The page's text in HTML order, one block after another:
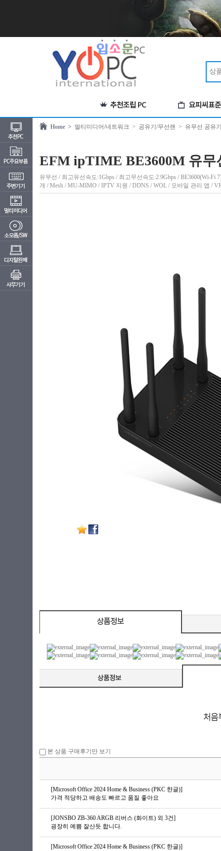
Home > 멀티미디어/네트워크 > 공유기/무선랜 > 유무선 공유
EFM ipTIME BE3600M 유무
유무선 / 최고유선속도:1Gbps / 최고무선속도:2.9Gbps / BE3600(Wi-
개 / Mesh / MU-MIMO / IPTV 지원 / DDNS / WOL / 모바일 관리 앱 /
본 상품 구매후기만 보기
[Microsoft Office 2024 Home & Business (PKC 한글)]
가격 적당하고 배송도 빠르고 품질 좋아요
[JONSBO ZB-360 ARGB 리버스 (화이트) 외 3건]
굉장히 예쁨 잘산듯 합니다.
[Microsoft Office 2024 Home & Business (PKC 한글)]